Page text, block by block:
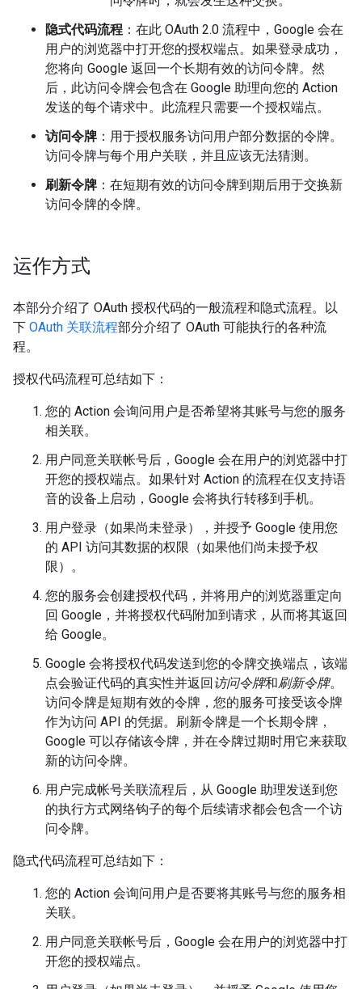
隐式代码流程 ：在此 OAuth 2.0 流程中，Google 会在
用户的浏览器中打开您的授权端点。如果登录成功，
您将向 Google 返回一个长期有效的访问令牌。然
后，此访问令牌会包含在 Google 助理向您的 Action
发送的每个请求中。此流程只需要一个授权端点。
访问令牌 ：用于授权服务访问用户部分数据的令牌。
访问令牌与每个用户关联，并且应该无法猜测。
刷新令牌 ：在短期有效的访问令牌到期后用于交换新
访问令牌的令牌。
运作方式
本部分介绍了 OAuth 授权代码的一般流程和隐式流程。以
下 OAuth 关联流程部分介绍了 OAuth 可能执行的各种流
程。
授权代码流程可总结如下：
您的 Action 会询问用户是否希望将其账号与您的服务
相关联。
用户同意关联帐号后，Google 会在用户的浏览器中打
开您的授权端点。如果针对 Action 的流程在仅支持语
音的设备上启动，Google 会将执行转移到手机。
用户登录（如果尚未登录），并授予 Google 使用您
的 API 访问其数据的权限（如果他们尚未授予权
限）。
您的服务会创建授权代码，并将用户的浏览器重定向
回 Google，并将授权代码附加到请求，从而将其返回
给 Google。
Google 会将授权代码发送到您的令牌交换端点，该端
点会验证代码的真实性并返回 访问令牌和刷新令牌。
访问令牌是短期有效的令牌，您的服务可接受该令牌
作为访问 API 的凭据。刷新令牌是一个长期令牌，
Google 可以存储该令牌，并在令牌过期时用它来获取
新的访问令牌。
用户完成帐号关联流程后，从 Google 助理发送到您
的执行方式网络钩子的每个后续请求都会包含一个访
问令牌。
隐式代码流程可总结如下：
您的 Action 会询问用户是否要将其账号与您的服务相
关联。
用户同意关联帐号后，Google 会在用户的浏览器中打
开您的授权端点。